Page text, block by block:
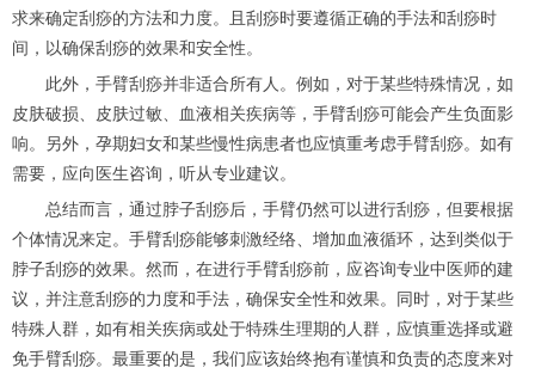
求来确定刮痧的方法和力度。且刮痧时要遵循正确的手法和刮痧时
间，以确保刮痧的效果和安全性。
此外，手臂刮痧并非适合所有人。例如，对于某些特殊情况，如
皮肤破损、皮肤过敏、血液相关疾病等，手臂刮痧可能会产生负面影
响。另外，孕期妇女和某些慢性病患者也应慎重考虑手臂刮痧。如有
需要，应向医生咨询，听从专业建议。
总结而言，通过脖子刮痧后，手臂仍然可以进行刮痧，但要根据
个体情况来定。手臂刮痧能够刺激经络、增加血液循环，达到类似于
脖子刮痧的效果。然而，在进行手臂刮痧前，应咨询专业中医师的建
议，并注意刮痧的力度和手法，确保安全性和效果。同时，对于某些
特殊人群，如有相关疾病或处于特殊生理期的人群，应慎重选择或避
免手臂刮痧。最重要的是，我们应该始终抱有谨慎和负责的态度来对